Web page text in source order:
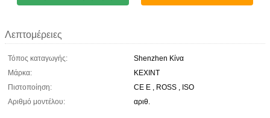
Λεπτομέρειες
Τόπος καταγωγής:
Shenzhen Κίνα
Μάρκα:
KEXINT
Πιστοποίηση:
CE E , ROSS , ISO
Αριθμό μοντέλου:
αριθ.